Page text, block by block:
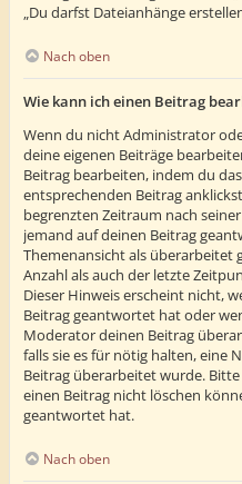
„Du darfst Dateianhänge
Nach oben
Wie kann ich einen Beitrag
Wenn du nicht Administrator
deine eigenen Beiträge
Beitrag bearbeiten, indem du
entsprechenden Beitrag
begrenzten Zeitraum nach
jemand auf deinen Beitrag
Themenansicht als überarbeitet
Anzahl als auch der letzte
Dieser Hinweis erscheint nicht,
Beitrag geantwortet hat oder
Moderator deinen Beitrag
falls sie es für nötig halten, eine
Beitrag überarbeitet wurde.
einen Beitrag nicht löschen
geantwortet hat.
Nach oben